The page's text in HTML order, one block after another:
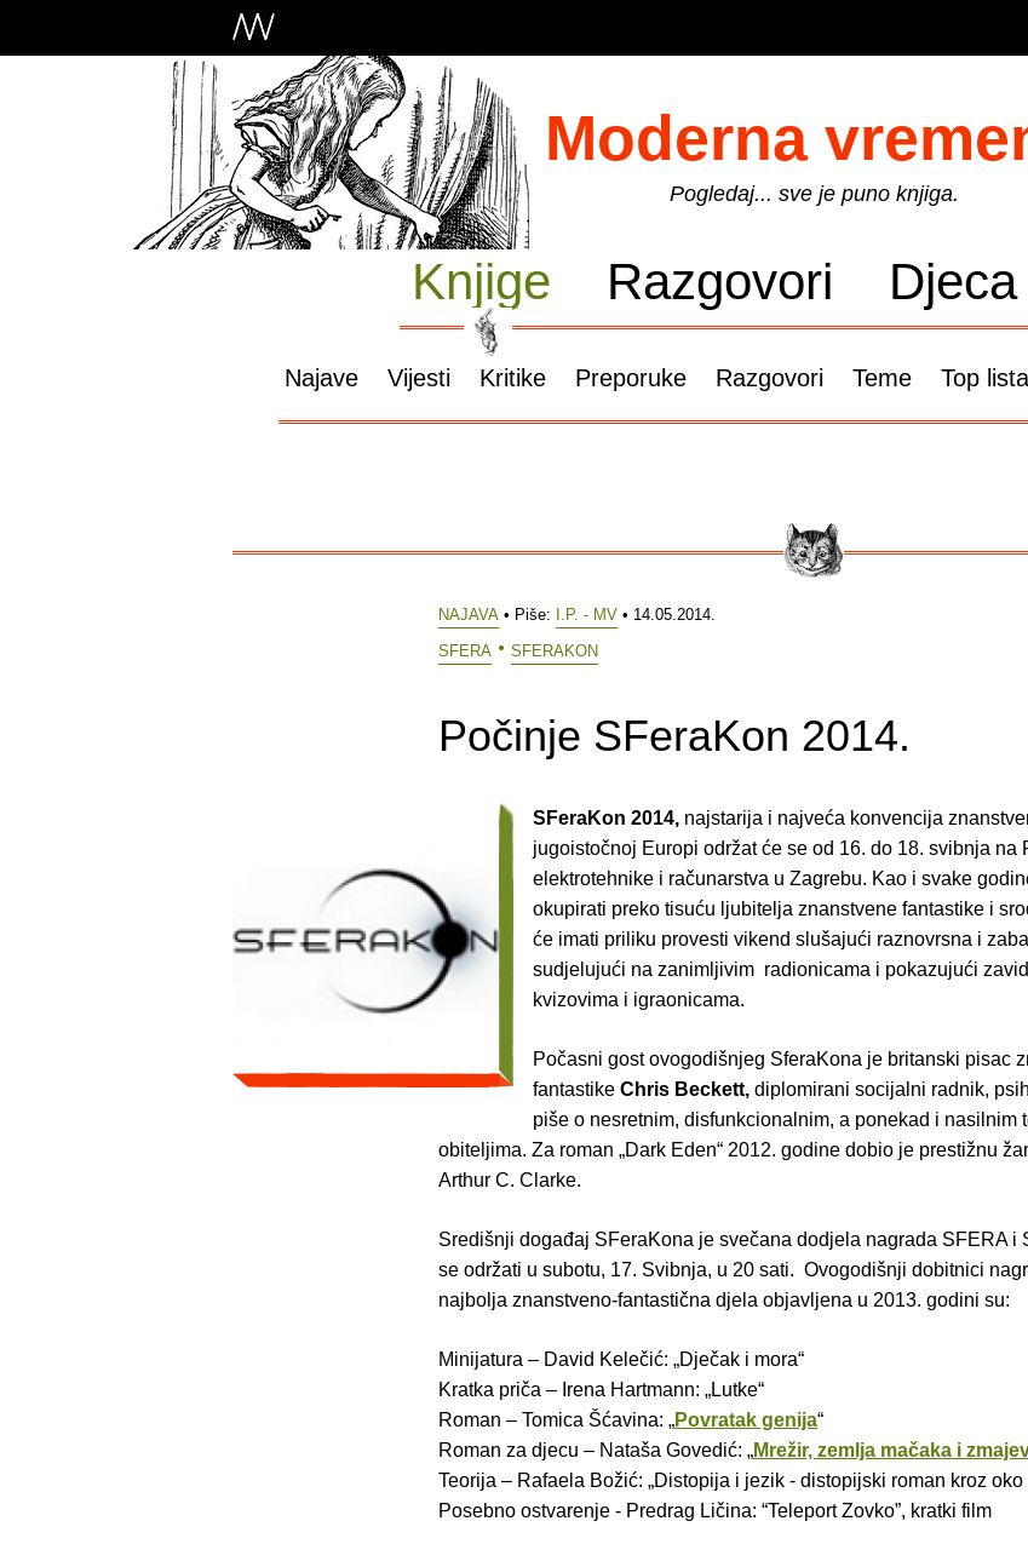
Moderna
Pogledaj... sve je puno knjiga.
Knjige Razgovori Djeca
Najave Vijesti Kritike Preporuke Razgovori Teme Top
NAJAVA • Piše: I.P. - MV • 14.05.2014.
SFERA
SFERAKON
Počinje SFeraKon 2014.
SFeraKon 2014, najstarija i najveća konvencija
jugoistočnoj Europi održat će se od 16. do 18. svibnja na
elektrotehnike i računarstva u Zagrebu. Kao i svake
okupirati preko tisuću ljubitelja znanstvene fantastike i
će imati priliku provesti vikend slušajući raznovrsna i
sudjelujući na zanimljivim radionicama i pokazujući
kvizovima i igraonicama.
Počasni gost ovogodišnjeg SferaKona je britanski pisac
fantastike Chris Beckett, diplomirani socijalni radnik,
piše o nesretnim, disfunkcionalnim, a ponekad i nasilnim
obiteljima. Za roman „Dark Eden“ 2012. godine dobio je prestižnu
Arthur C. Clarke.
Središnji događaj SFeraKona je svečana dodjela nagrada SFERA i
se održati u subotu, 17. Svibnja, u 20 sati. Ovogodišnji dobitnici
najbolja znanstveno-fantastična djela objavljena u 2013. godini su:
Minijatura – David Kelečić: „Dječak i mora“
Kratka priča – Irena Hartmann: „Lutke“
Roman – Tomica Šćavina: „Povratak genija“
Roman za djecu – Nataša Govedić: „Mrežir, zemlja mačaka i
Teorija – Rafaela Božić: „Distopija i jezik - distopijski roman kroz
Posebno ostvarenje - Predrag Ličina: “Teleport Zovko”, kratki film